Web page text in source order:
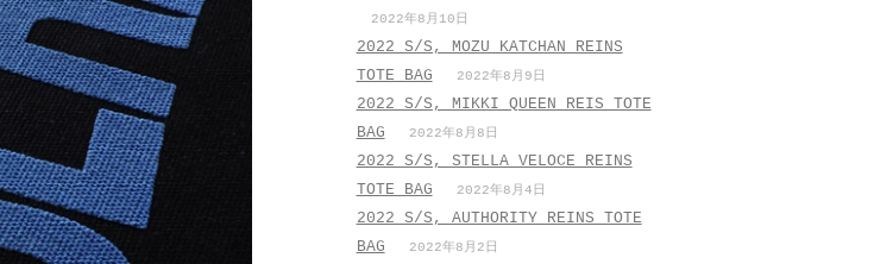
2022年8月10日
2022 S/S, MOZU KATCHAN REINS
TOTE BAG
2022年8月9日
2022 S/S, MIKKI QUEEN REIS TOTE
BAG
2022年8月8日
2022 S/S, STELLA VELOCE REINS
TOTE BAG
2022年8月4日
2022 S/S, AUTHORITY REINS TOTE
BAG
2022年8月2日